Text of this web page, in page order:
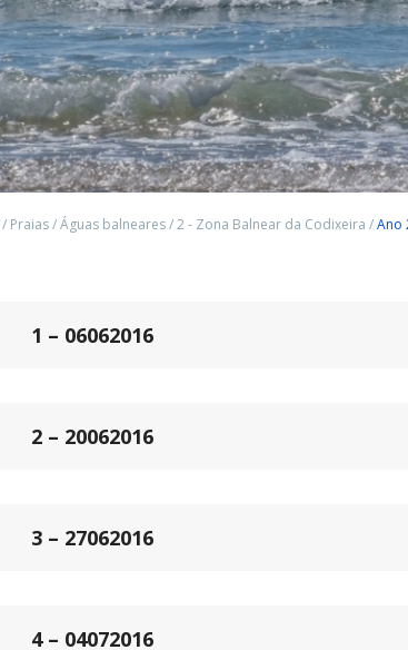
/ Praias/Águas balneares/2 - Zona Balnear da Codixeira /Ano
1 – 06062016
2 – 20062016
3 – 27062016
4 – 04072016